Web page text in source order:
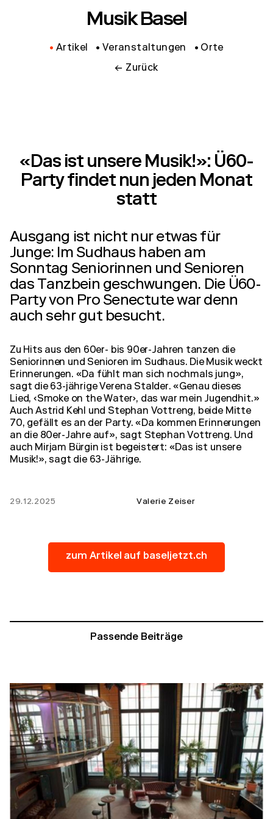
Musik Basel
Artikel Veranstaltungen Orte
← Zurück
«Das ist unsere Musik!»: Ü60-
Party findet nun jeden Monat
statt
Ausgang ist nicht nur etwas für
Junge: Im Sudhaus haben am
Sonntag Seniorinnen und Senioren
das Tanzbein geschwungen. Die Ü60-
Party von Pro Senectute war denn
auch sehr gut besucht.
Zu Hits aus den 60er- bis 90er-Jahren tanzen die
Seniorinnen und Senioren im Sudhaus. Die Musik weckt
Erinnerungen. «Da fühlt man sich nochmals jung»,
sagt die 63-jährige Verena Stalder. «Genau dieses
Lied, ‹Smoke on the Water›, das war mein Jugendhit.»
Auch Astrid Kehl und Stephan Vottreng, beide Mitte
70, gefällt es an der Party. «Da kommen Erinnerungen
an die 80er-Jahre auf», sagt Stephan Vottreng. Und
auch Mirjam Bürgin ist begeistert: «Das ist unsere
Musik!», sagt die 63-Jährige.
29.12.2025 Valerie Zeiser
zum Artikel auf baseljetzt.ch
Passende Beiträge